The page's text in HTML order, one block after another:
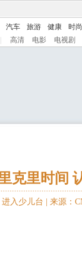
汽车 旅游 健康 时尚
高清 电影 电视剧
克里时间
进入少儿台 来源：